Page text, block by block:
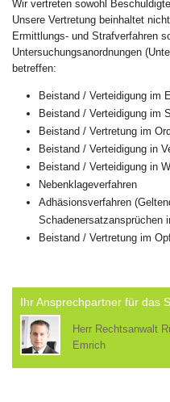
Wir vertreten sowohl
Unsere Vertretung beinhaltet
Ermittlungs- und Strafverfahren
Untersuchungsanordnungen
betreffen:
Beistand / Verteidigung im
Beistand / Verteidigung im
Beistand / Vertretung im
Beistand / Verteidigung in
Beistand / Verteidigung in
Nebenklageverfahren
Adhäsionsverfahren
Schadenersatzansprüchen
Beistand / Vertretung im
Ihr Ansprechpartner für das
Herr Rechtsanwalt
Emrich